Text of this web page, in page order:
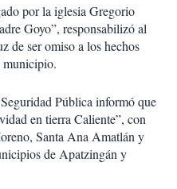
por la iglesia Gregorio
Goyo”, responsabilizó al
de ser omiso a los hechos
municipio.
Pública informó que
en tierra Caliente”, con
Santa Ana Amatlán y
de Apatzingán y